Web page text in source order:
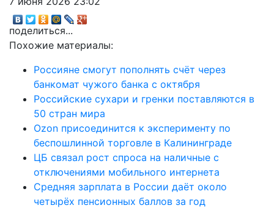
поделиться...
Похожие материалы:
Россияне смогут пополнять счёт через
банкомат чужого банка с октября
Российские сухари и гренки поставляются в
50 стран мира
Ozon присоединится к эксперименту по
беспошлинной торговле в Калининграде
ЦБ связал рост спроса на наличные с
отключениями мобильного интернета
Средняя зарплата в России даёт около
четырёх пенсионных баллов за год